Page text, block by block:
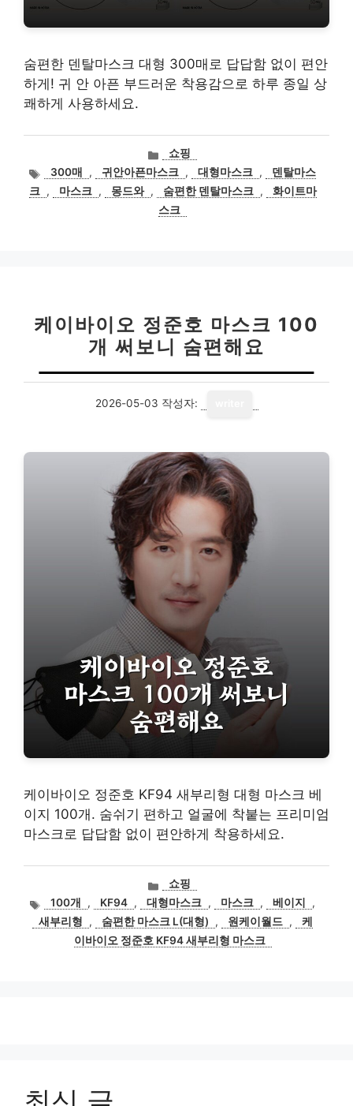
숨편한 덴탈마스크 대형 300매로 답답함 없이 편안
하게! 귀 안 아픈 부드러운 착용감으로 하루 종일 상
쾌하게 사용하세요.
카
테
고
리
쇼핑
태300매 , 귀안아픈마스크 , 대형마스크 ,
덴탈마스
크 , 마스크 , 몽드와 , 숨편한 덴탈마스크 ,
화이트마
스크
케이바이오 정준호 마스크 100
개 써보니 숨편해요
2026-05-03 작성자:
케이바이오 정준호 KF94 새부리형 대형 마스크 베
이지 100개. 숨쉬기 편하고 얼굴에 착붙는 프리미엄
마스크로 답답함 없이 편안하게 착용하세요.
카
테
고
리
쇼핑
태
그
100개 , KF94 , 대형마스크 , 마스크 , 베이지
,
새부리형
, 숨편한 마스크 L(대형) , 원케이월드 ,
케
이바이오 정준호 KF94 새부리형 마스크